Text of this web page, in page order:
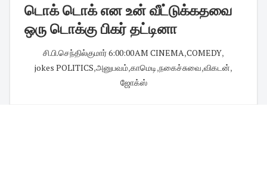
டொக் டொக் என உன் வீட்டுக்கதவை
ஒரு டொக்கு பிகர் தட்டினா
சி.பி.செந்தில்குமார்6:00:00 AM CINEMA,COMEDY,
jokes POLITICS,அனுபவம்,காமெடி,நகைச்சுவை,விகடன்,
ஜோக்ஸ்